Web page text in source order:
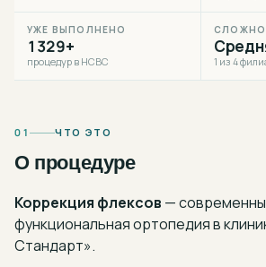
УЖЕ ВЫПОЛНЕНО
1329+
процедур в НСВС 1 из 4
01 ЧТО ЭТО
О процедуре
Коррекция флексов —
функциональная ортопедияв
Стандарт».